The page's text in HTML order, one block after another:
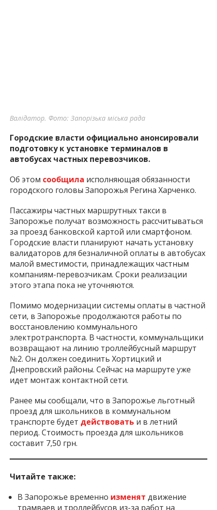
Валідатор. Фото: Запорізька міська рада
Городские власти официально анонсировали
подготовку к установке терминалов в
автобусах частных перевозчиков.
Об этом сообщила исполняющая обязанности
городского головы Запорожья Регина Харченко.
Пассажиры частных маршрутных такси в
Запорожье получат возможность рассчитываться
за проезд банковской картой или смартфоном.
Городские власти планируют начать установку
валидаторов для безналичной оплаты в автобусах
малой вместимости, принадлежащих частным
компаниям-перевозчикам. Сроки реализации
этого этапа пока не уточняются.
Помимо модернизации системы оплаты в частной
сети, в Запорожье продолжаются работы по
восстановлению коммунального
электротранспорта. В частности, коммунальщики
возвращают на линию троллейбусный маршрут
№2. Он должен соединить Хортицкий и
Днепровский районы. Сейчас на маршруте уже
идет монтаж контактной сети.
Ранее мы сообщали, что в Запорожье льготный
проезд для школьников в коммунальном
транспорте будет действовать и в летний
период. Стоимость проезда для школьников
составит 7,50 грн.
Читайте также:
В Запорожье временно изменят движение
трамваев и троллейбусов из-за работ на